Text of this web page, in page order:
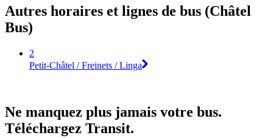
Autres horaires et lignes de bus (Châtel
Bus)
2
Petit-Châtel / Freinets / Linga
Ne manquez plus jamais votre bus.
Téléchargez Transit.